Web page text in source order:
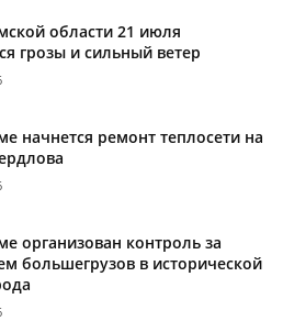
области 21 июля
грозы и сильный ветер
начнется ремонт теплосети на
организован контроль за
большегрузов в исторической